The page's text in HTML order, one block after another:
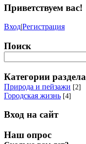
Приветствуем вас!
Вход|Регистрация
Поиск
Категории раздела
Природа и пейзажи [2]
Городская жизнь [4]
Вход на сайт
Наш опрос